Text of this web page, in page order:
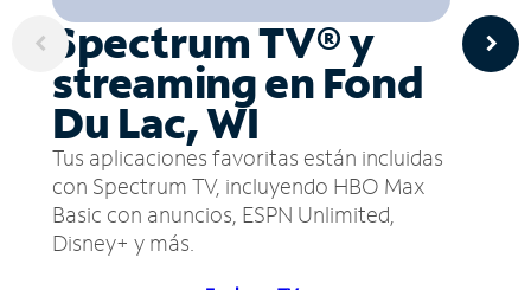
Spectrum TV® y
streaming en Fond
Du Lac, WI
Tus aplicaciones favoritas están incluidas
con Spectrum TV, incluyendo HBO Max
Basic con anuncios, ESPN Unlimited,
Disney+ y más.